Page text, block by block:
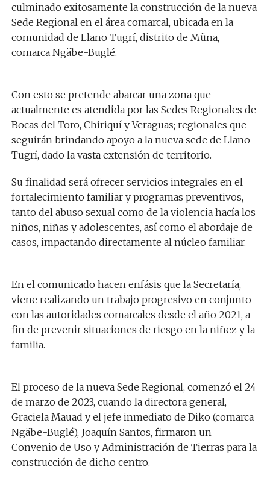
culminado exitosamente la construcción de la nueva
Sede Regional en el área comarcal, ubicada en la
comunidad de Llano Tugrí, distrito de Müna,
comarca Ngäbe-Buglé.
Con esto se pretende abarcar una zona que
actualmente es atendida por las Sedes Regionales de
Bocas del Toro, Chiriquí y Veraguas; regionales que
seguirán brindando apoyo a la nueva sede de Llano
Tugrí, dado la vasta extensión de territorio.
Su finalidad será ofrecer servicios integrales en el
fortalecimiento familiar y programas preventivos,
tanto del abuso sexual como de la violencia hacía los
niños, niñas y adolescentes, así como el abordaje de
casos, impactando directamente al núcleo familiar.
En el comunicado hacen enfásis que la Secretaría,
viene realizando un trabajo progresivo en conjunto
con las autoridades comarcales desde el año 2021, a
fin de prevenir situaciones de riesgo en la niñez y la
familia.
El proceso de la nueva Sede Regional, comenzó el 24
de marzo de 2023, cuando la directora general,
Graciela Mauad y el jefe inmediato de Diko (comarca
Ngäbe-Buglé), Joaquín Santos, firmaron un
Convenio de Uso y Administración de Tierras para la
construcción de dicho centro.